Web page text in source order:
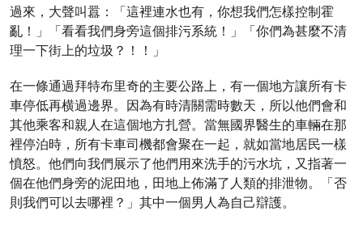
過來，大聲叫囂：「這裡連水也有，你想我們怎樣控制霍
亂！」「看看我們身旁這個排污系統！」「你們為甚麼不清
理一下街上的垃圾？！！」
在一條通過拜特布里奇的主要公路上，有一個地方讓所有卡
車停低再横過邊界。因為有時清關需時數天，所以他們會和
其他乘客和親人在這個地方扎營。當無國界醫生的車輛在那
裡停泊時，所有卡車司機都會聚在一起，就如當地居民一樣
憤怒。他們向我們展示了他們用來洗手的污水坑，又指著一
個在他們身旁的泥田地，田地上佈滿了人類的排泄物。「否
則我們可以去哪裡？」其中一個男人為自己辯護。